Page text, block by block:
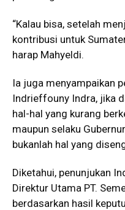
“Kalau bisa, setelah
kontribusi untuk
harap Mahyeldi.
Ia juga menyampaikan
Indrieffouny Indra, jika
hal-hal yang kurang
maupun selaku
bukanlah hal yang
Diketahui, penunjukan
Direktur Utama PT.
berdasarkan hasil